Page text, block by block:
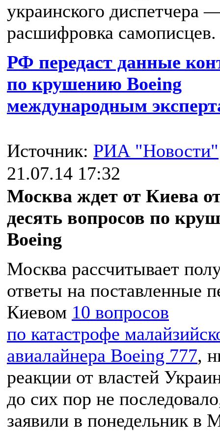
украинского диспетчера
расшифровка самописцев.
РФ передаст данные
по крушению Boeing
международным
Источник: РИА "Новости"
21.07.14 17:32
Москва ждет от Киева
десять вопросов по
Boeing
Москва рассчитывает
ответы на поставленные
Киевом 10 вопросов
по катастрофе
авиалайнера Boeing 777,
реакции от властей
до сих пор не
заявили в понедельник